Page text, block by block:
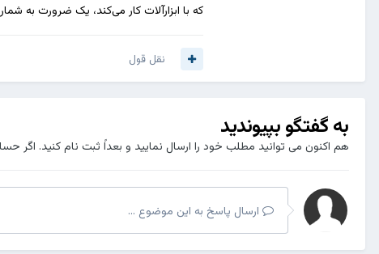
که با ابزارآلات کار می‌کند، یک ضرورت به
نقل قول
به گفتگو بپیوندید
هم اکنون می توانید مطلب خود را ارسال نمایید و بعداً ثبت نام کنید. اگر
ارسال پاسخ به این موضوع ...